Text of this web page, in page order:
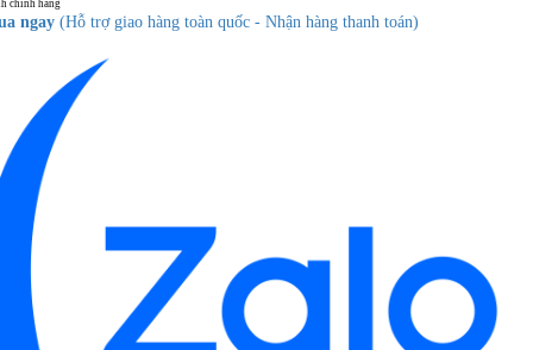
chính hãng
ngay (Hỗ trợ giao hàng toàn quốc - Nhận hàng thanh toán)